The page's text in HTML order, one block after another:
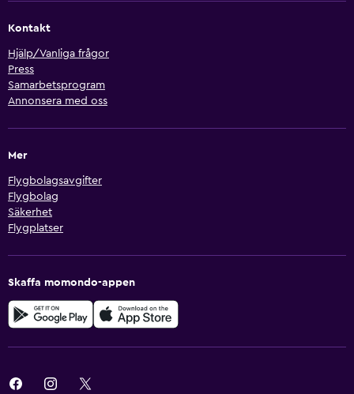
Kontakt
Hjälp/Vanliga frågor
Press
Samarbetsprogram
Annonsera med oss
Mer
Flygbolagsavgifter
Flygbolag
Säkerhet
Flygplatser
Skaffa momondo-appen